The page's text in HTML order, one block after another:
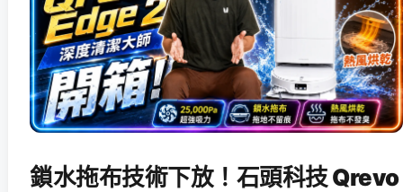
鎖水拖布技術下放！石頭科技 Qrevo